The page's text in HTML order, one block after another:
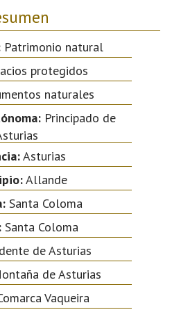
Patrimonio natural
protegidos
naturales
Principado de
Asturias
Allande
Santa Coloma
Santa Coloma
de Asturias
de Asturias
Vaqueira